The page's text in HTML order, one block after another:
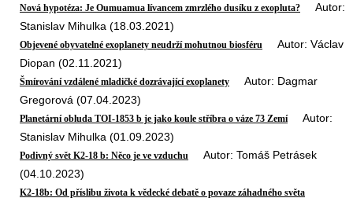
Nová hypotéza: Je Oumuamua lívancem zmrzlého dusíku z exopluta? Autor:
Stanislav Mihulka (18.03.2021)
Objevené obyvatelné exoplanety neudrží mohutnou biosféru
Autor: Václav
Diopan (02.11.2021)
Šmírování vzdálené mladičké dozrávající exoplanety Autor: Dagmar
Gregorová (07.04.2023)
Planetární obluda TOI-1853 b je jako koule stříbra o váze 73 ZemíAutor:
Stanislav Mihulka (01.09.2023)
Podivný svět K2-18 b: Něco je ve vzduchu
Autor: Tomáš Petrásek
(04.10.2023)
K2-18b: Od příslibu života k vědecké debatě o povaze záhadného světa